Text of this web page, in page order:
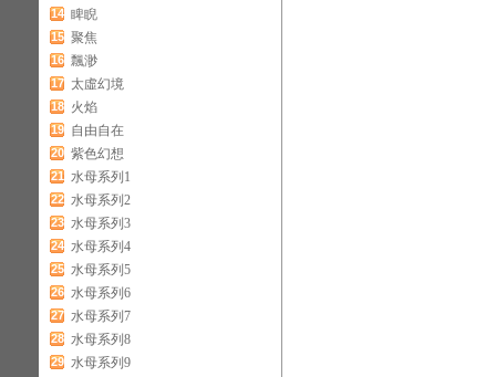
14 睥睨
15 聚焦
16 飄渺
17 太虛幻境
18 火焰
19 自由自在
20 紫色幻想
21 水母系列1
22 水母系列2
23 水母系列3
24 水母系列4
25 水母系列5
26 水母系列6
27 水母系列7
28 水母系列8
29 水母系列9